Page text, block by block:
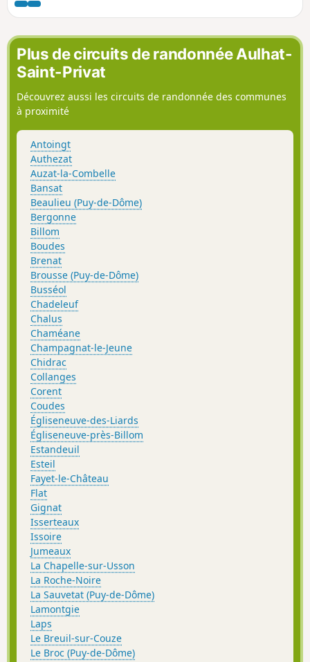
Plus de circuits de randonnée Aulhat-
Saint-Privat
Découvrez aussi les circuits de randonnée des communes
à proximité
Antoingt
Authezat
Auzat-la-Combelle
Bansat
Beaulieu (Puy-de-Dôme)
Bergonne
Billom
Boudes
Brenat
Brousse (Puy-de-Dôme)
Busséol
Chadeleuf
Chalus
Chaméane
Champagnat-le-Jeune
Chidrac
Collanges
Corent
Coudes
Égliseneuve-des-Liards
Égliseneuve-près-Billom
Estandeuil
Esteil
Fayet-le-Château
Flat
Gignat
Isserteaux
Issoire
Jumeaux
La Chapelle-sur-Usson
La Roche-Noire
La Sauvetat (Puy-de-Dôme)
Lamontgie
Laps
Le Breuil-sur-Couze
Le Broc (Puy-de-Dôme)